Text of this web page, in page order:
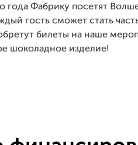
года Фабрику посетят
гость сможет стать
билеты на наше
шоколадное изделие!